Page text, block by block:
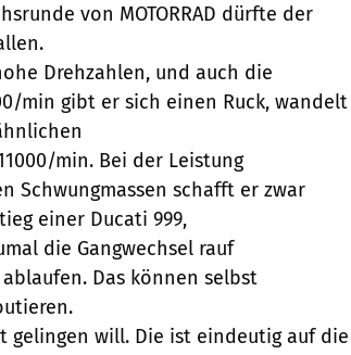
von MOTORRAD dürfte der
Drehzahlen, und auch die
min gibt er sich einen Ruck, wandelt
min. Bei der Leistung
Schwungmassen schafft er zwar
einer Ducati 999,
die Gangwechsel rauf
Das können selbst
gelingen will. Die ist eindeutig auf die